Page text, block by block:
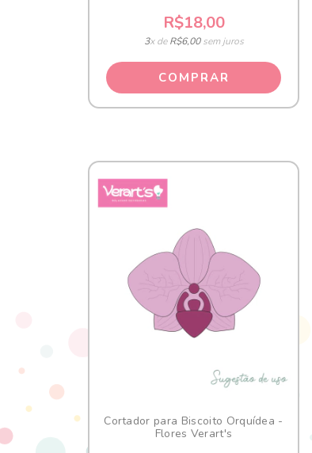
R$18,00
3x deR$6,00sem juros
Cortador para Biscoito Orquídea -
Flores Verart's